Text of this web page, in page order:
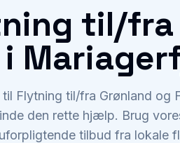
til/fra
Flytning til/fra Grønland og
den rette hjælp. Brug
tilbud fra lokale